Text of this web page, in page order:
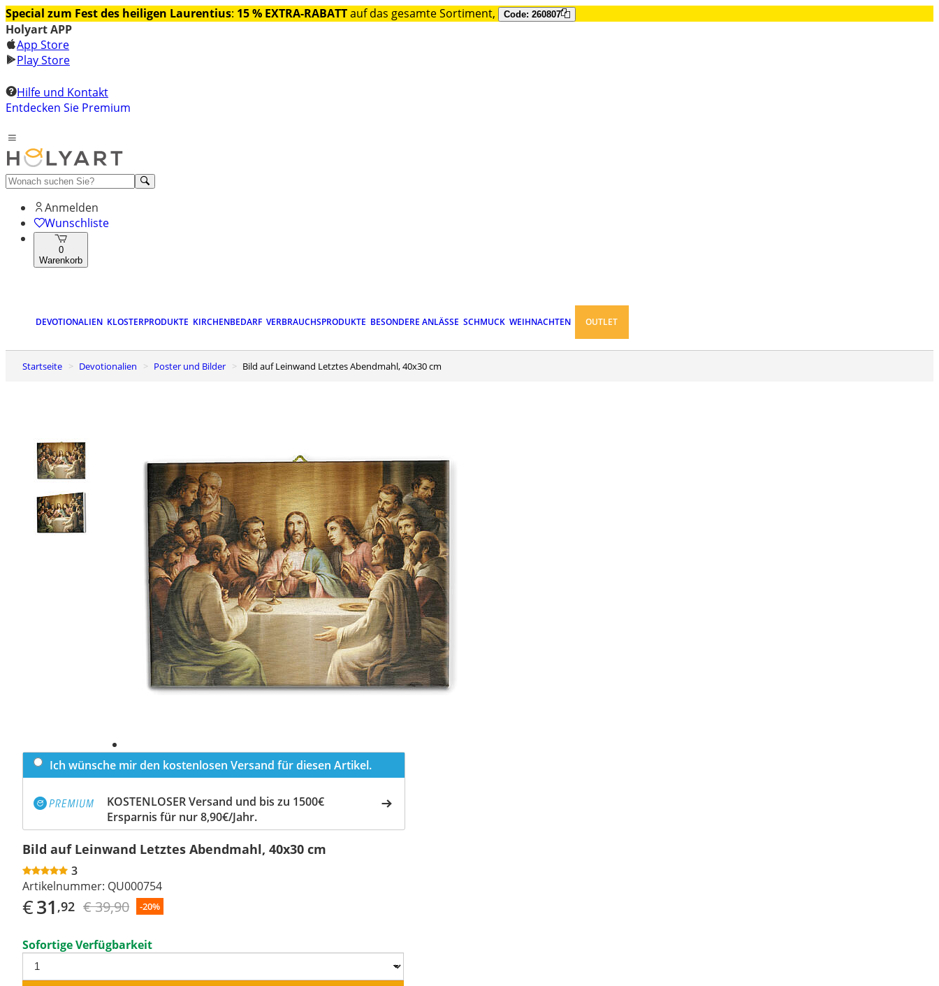
Special zum Fest des heiligen Laurentius: 15 % EXTRA-RABATTauf das gesamte Sortiment, Code: 260807
Holyart APP
App Store
Play Store
Hilfe und Kontakt
Entdecken Sie Premium
Anmelden
Wunschliste
0
Warenkorb
DEVOTIONALIEN KLOSTERPRODUKTE KIRCHENBEDARF VERBRAUCHSPRODUKTE BESONDERE ANLÄSSE SCHMUCK WEIHNACHTEN OUTLET
Startseite Devotionalien Poster und Bilder Bild auf Leinwand Letztes Abendmahl, 40x30 cm
Ich wünsche mir den kostenlosen Versand für diesen Artikel.
KOSTENLOSER Versand und bis zu 1500€
Ersparnis für nur 8,90€/Jahr.
Bild auf Leinwand Letztes Abendmahl, 40x30 cm
3
Artikelnummer: QU000754
€31 ,92 € 39,90 -20%
Sofortige Verfügbarkeit